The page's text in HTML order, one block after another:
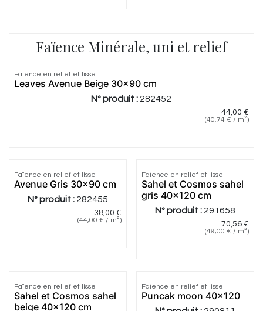
Faïence Minérale, uni et relief
| 1
Faïence en relief et lisse
Leaves Avenue Beige 30x90 cm
N° produit : 282452
44,00 €
(40,74 € / m²)
Faïence en relief et lisse
Avenue Gris 30x90 cm
N° produit : 282455
38,00 €
(44,00 € / m²)
Faïence en relief et lisse
Sahel et Cosmos sahel
gris 40x120 cm
N° produit : 291658
70,56€
(49,00 € / m²)
Faïence en relief et lisse
Sahel et Cosmos sahel
beige 40x120 cm
Faïence en relief et lisse
Puncak moon 40x120